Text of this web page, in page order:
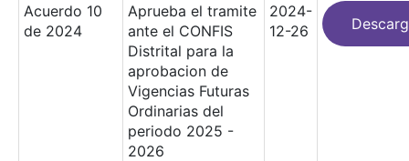
Acuerdo 10
de 2024
Aprueba el tramite
ante el CONFIS
Distrital para la
aprobacion de
Vigencias Futuras
Ordinarias del
periodo 2025 -
2026
2024-
12-26